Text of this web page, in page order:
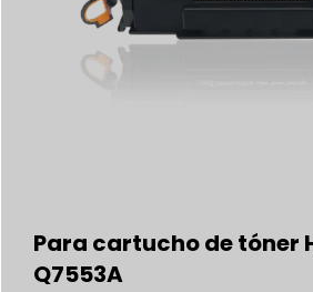
Para cartucho de tóner
Q7553A